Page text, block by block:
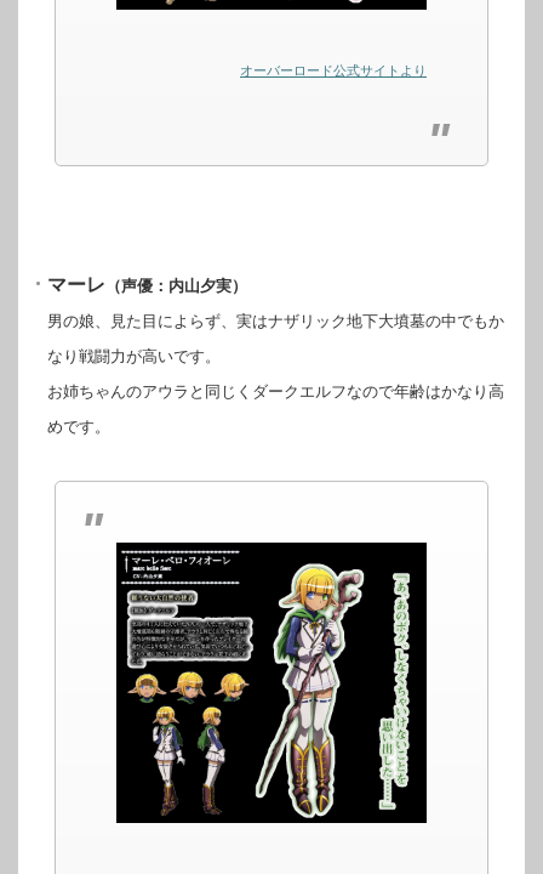
オーバーロード公式サイトより
マーレ （声優：内山夕実）
男の娘、見た目によらず、実はナザリック地下大墳墓の中でもか
なり戦闘力が高いです。
お姉ちゃんのアウラと同じくダークエルフなので年齢はかなり高
めです。